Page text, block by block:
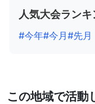
人気大会ラン
#今年#今月#先月
この地域で活動